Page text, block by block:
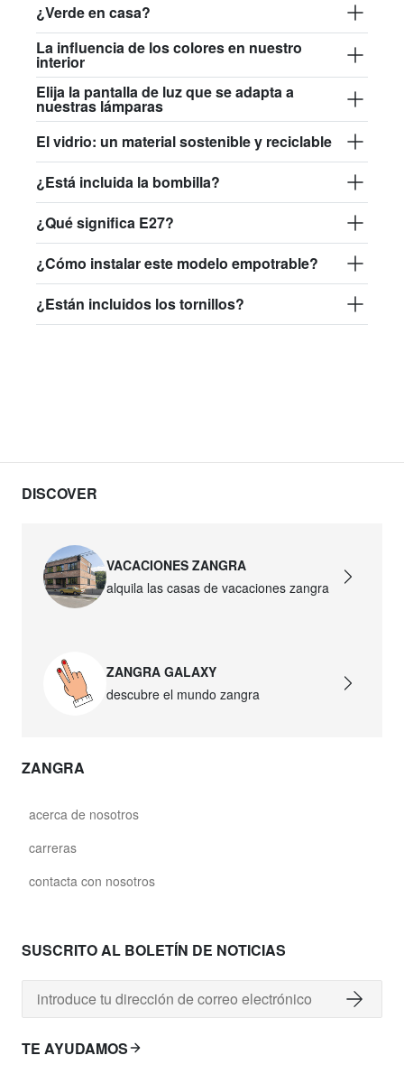
¿Verde en casa?
La influencia de los colores en nuestro
interior
Elija la pantalla de luz que se adapta a
nuestras lámparas
El vidrio: un material sostenible y reciclable
¿Está incluida la bombilla?
¿Qué significa E27?
¿Cómo instalar este modelo empotrable?
¿Están incluidos los tornillos?
DISCOVER
VACACIONES ZANGRA
alquila las casas de vacaciones zangra
ZANGRA GALAXY
descubre el mundo zangra
ZANGRA
acerca de nosotros
carreras
contacta con nosotros
SUSCRITO AL BOLETÍN DE NOTICIAS
TE AYUDAMOS